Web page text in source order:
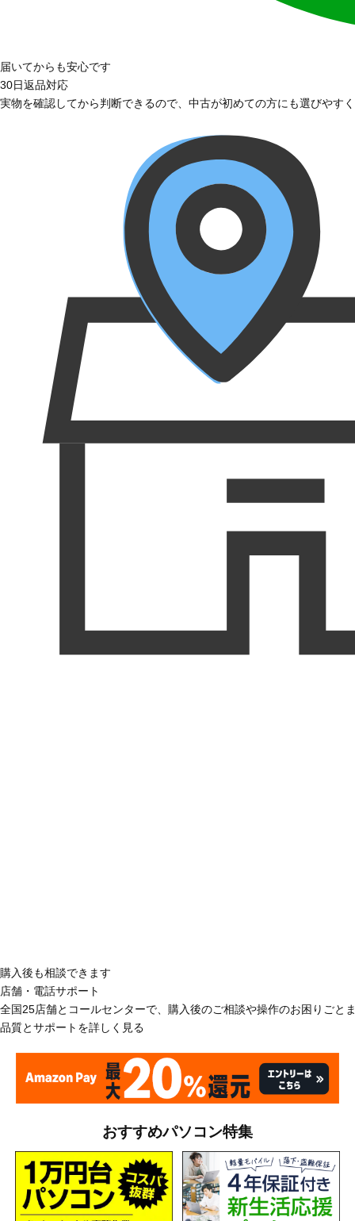
届いてからも安心です
30日返品対応
実物を確認してから判断できるので、中古が初めての方にも選びやす
購入後も相談できます
店舗・電話サポート
全国25店舗とコールセンターで、購入後のご相談や操作のお困りごと
品質とサポートを詳しく見る
おすすめパソコン特集